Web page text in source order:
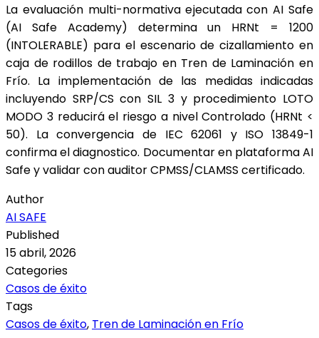
La evaluación multi-normativa ejecutada con AI Safe
(AI Safe Academy) determina un HRNt = 1200
(INTOLERABLE) para el escenario de cizallamiento en
caja de rodillos de trabajo en Tren de Laminación en
Frío. La implementación de las medidas indicadas
incluyendo SRP/CS con SIL 3 y procedimiento LOTO
MODO 3 reducirá el riesgo a nivel Controlado (HRNt <
50). La convergencia de IEC 62061 y ISO 13849-1
confirma el diagnostico. Documentar en plataforma AI
Safe y validar con auditor CPMSS/CLAMSS certificado.
Author
AI SAFE
Published
15 abril, 2026
Categories
Casos de éxito
Tags
Casos de éxito, Tren de Laminación en Frío